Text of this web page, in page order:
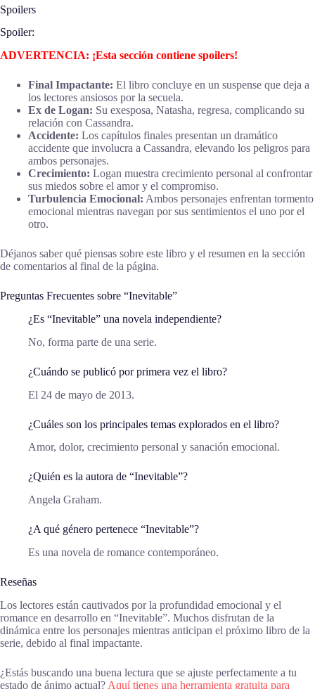
Spoilers
Spoiler:
ADVERTENCIA: ¡Esta sección contiene spoilers!
Final Impactante: El libro concluye en un suspense que deja a
los lectores ansiosos por la secuela.
Ex de Logan: Su exesposa, Natasha, regresa, complicando su
relación con Cassandra.
Accidente: Los capítulos finales presentan un dramático
accidente que involucra a Cassandra, elevando los peligros para
ambos personajes.
Crecimiento: Logan muestra crecimiento personal al confrontar
sus miedos sobre el amor y el compromiso.
Turbulencia Emocional: Ambos personajes enfrentan tormento
emocional mientras navegan por sus sentimientos el uno por el
otro.
Déjanos saber qué piensas sobre este libro y el resumen en la sección
de comentarios al final de la página.
Preguntas Frecuentes sobre “Inevitable”
¿Es “Inevitable” una novela independiente?
No, forma parte de una serie.
¿Cuándo se publicó por primera vez el libro?
El 24 de mayo de 2013.
¿Cuáles son los principales temas explorados en el libro?
Amor, dolor, crecimiento personal y sanación emocional.
¿Quién es la autora de “Inevitable”?
Angela Graham.
¿A qué género pertenece “Inevitable”?
Es una novela de romance contemporáneo.
Reseñas
Los lectores están cautivados por la profundidad emocional y el
romance en desarrollo en “Inevitable”. Muchos disfrutan de la
dinámica entre los personajes mientras anticipan el próximo libro de la
serie, debido al final impactante.
¿Estás buscando una buena lectura que se ajuste perfectamente a tu
estado de ánimo actual? Aquí tienes una herramienta gratuita para